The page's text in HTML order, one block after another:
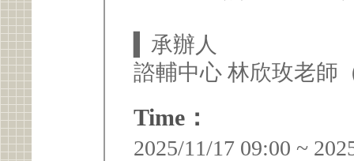
▍承辦人
諮輔中心 林欣玫老師
Time：
2025/11/17 09:00 ~